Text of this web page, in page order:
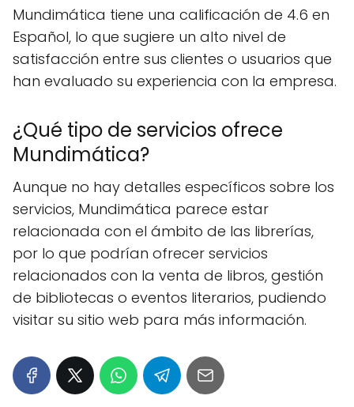
Mundimática tiene una calificación de 4.6 en
Español, lo que sugiere un alto nivel de
satisfacción entre sus clientes o usuarios que
han evaluado su experiencia con la empresa.
¿Qué tipo de servicios ofrece
Mundimática?
Aunque no hay detalles específicos sobre los
servicios, Mundimática parece estar
relacionada con el ámbito de las librerías,
por lo que podrían ofrecer servicios
relacionados con la venta de libros, gestión
de bibliotecas o eventos literarios, pudiendo
visitar su sitio web para más información.